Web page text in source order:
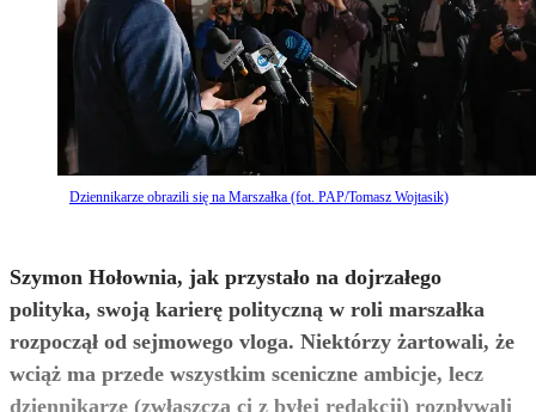
Dziennikarze obrazili się na Marszałka (fot. PAP/Tomasz Wojtasik)
Szymon Hołownia, jak przystało na dojrzałego
polityka, swoją karierę polityczną w roli marszałka
rozpoczął od sejmowego vloga. Niektórzy żartowali, że
wciąż ma przede wszystkim sceniczne ambicje, lecz
dziennikarze (zwłaszcza ci z byłej redakcji) rozpływali